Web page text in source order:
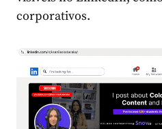
corporativos.